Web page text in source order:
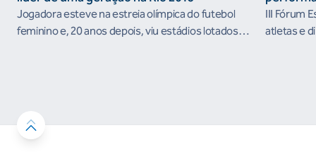
Jogadora esteve na estreia olímpica do futebol
feminino e, 20 anos depois, viu estádios lotados
III Fórum
atletas e